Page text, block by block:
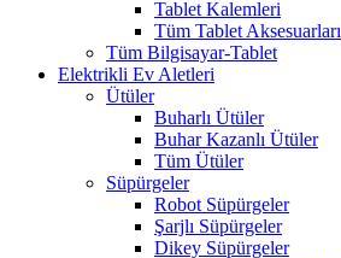
Tablet Kalemleri
Tüm Tablet Aksesuarları
Tüm Bilgisayar-Tablet
Elektrikli Ev Aletleri
Ütüler
Buharlı Ütüler
Buhar Kazanlı Ütüler
Tüm Ütüler
Süpürgeler
Robot Süpürgeler
Şarjlı Süpürgeler
Dikey Süpürgeler